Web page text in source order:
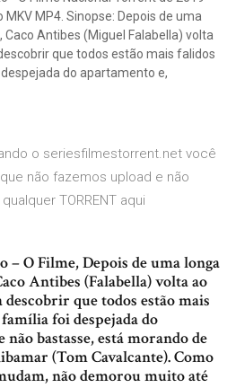
MP4. Sinopse: Depois de uma
Caco Antibes (Miguel Falabella) volta
que todos estão mais falidos
do apartamento e,
o seriesfilmestorrent.net você
não fazemos upload e não
TORRENT aqui
– O Filme, Depois de uma longa
Antibes (Falabella) volta ao
que todos estão mais
foi despejada do
bastasse, está morando de
(Tom Cavalcante). Como
não demorou muito até